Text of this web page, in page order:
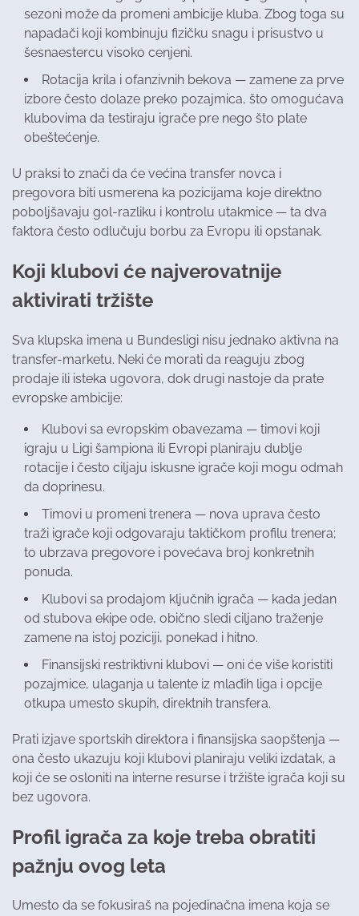
sezoni može da promeni ambicije kluba. Zbog toga su
napadači koji kombinuju fizičku snagu i prisustvo u
šesnaestercu visoko cenjeni.
Rotacija krila i ofanzivnih bekova — zamene za prve
izbore često dolaze preko pozajmica, što omogućava
klubovima da testiraju igrače pre nego što plate
obeštećenje.
U praksi to znači da će većina transfer novca i
pregovora biti usmerena ka pozicijama koje direktno
poboljšavaju gol-razliku i kontrolu utakmice — ta dva
faktora često odlučuju borbu za Evropu ili opstanak.
Koji klubovi će najverovatnije
aktivirati tržište
Sva klupska imena u Bundesligi nisu jednako aktivna na
transfer-marketu. Neki će morati da reaguju zbog
prodaje ili isteka ugovora, dok drugi nastoje da prate
evropske ambicije:
Klubovi sa evropskim obavezama — timovi koji
igraju u Ligi šampiona ili Evropi planiraju dublje
rotacije i često ciljaju iskusne igrače koji mogu odmah
da doprinesu.
Timovi u promeni trenera — nova uprava često
traži igrače koji odgovaraju taktičkom profilu trenera;
to ubrzava pregovore i povećava broj konkretnih
ponuda.
Klubovi sa prodajom ključnih igrača — kada jedan
od stubova ekipe ode, obično sledi ciljano traženje
zamene na istoj poziciji, ponekad i hitno.
Finansijski restriktivni klubovi — oni će više koristiti
pozajmice, ulaganja u talente iz mlađih liga i opcije
otkupa umesto skupih, direktnih transfera.
Prati izjave sportskih direktora i finansijska saopštenja —
ona često ukazuju koji klubovi planiraju veliki izdatak, a
koji će se osloniti na interne resurse i tržište igrača koji su
bez ugovora.
Profil igrača za koje treba obratiti
pažnju ovog leta
Umesto da se fokusiraš na pojedinačna imena koja se